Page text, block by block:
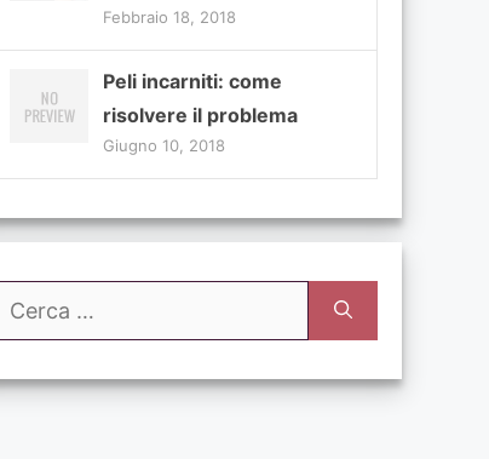
Febbraio 18, 2018
Peli incarniti: come
risolvere il problema
Giugno 10, 2018
Ricerca